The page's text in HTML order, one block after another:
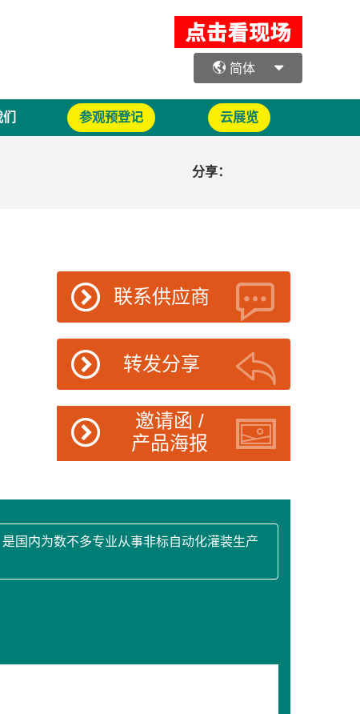
简体
参观预登记 云展览
分享：
联系供应商
转发分享
邀请函 /
产品海报
国内为数不多专业从事非标自动化灌装生产